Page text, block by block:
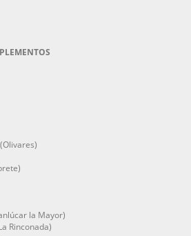
(Olivares)
la Mayor)
Rinconada)